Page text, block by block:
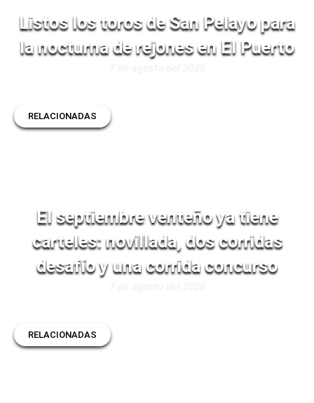
Listos los toros de San Pelayo para
la nocturna de rejones en El Puerto
RELACIONADAS
El septiembre venteño ya tiene
carteles: novillada, dos corridas
desafío y una corrida concurso
RELACIONADAS